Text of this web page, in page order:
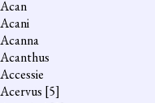
Acan
Acani
Acanna
Acanthus
Accessie
Acervus [5]